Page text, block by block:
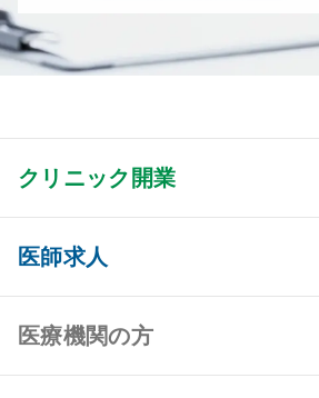
クリニック開業
クリニック開業 TOP
クリニック物件検索
医師求人
医師求人 TOP
常勤求人検索
医療機関の方